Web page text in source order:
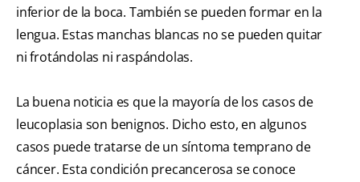
inferior de la boca. También se pueden formar en la
lengua. Estas manchas blancas no se pueden quitar
ni frotándolas ni raspándolas.
La buena noticia es que la mayoría de los casos de
leucoplasia son benignos. Dicho esto, en algunos
casos puede tratarse de un síntoma temprano de
cáncer. Esta condición precancerosa se conoce